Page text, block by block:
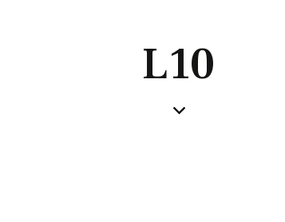
L10